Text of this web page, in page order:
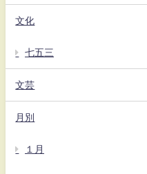
文化
七五三
文芸
月別
１月